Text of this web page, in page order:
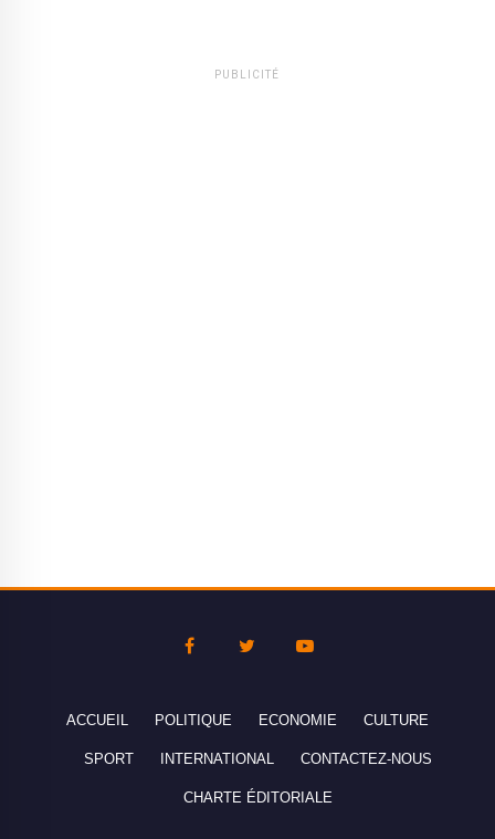
PUBLICITÉ
ACCUEIL POLITIQUE ECONOMIE CULTURE
SPORT INTERNATIONAL CONTACTEZ-NOUS
CHARTE ÉDITORIALE